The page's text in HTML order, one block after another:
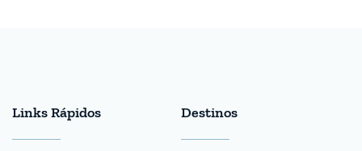
Links Rápidos Destinos